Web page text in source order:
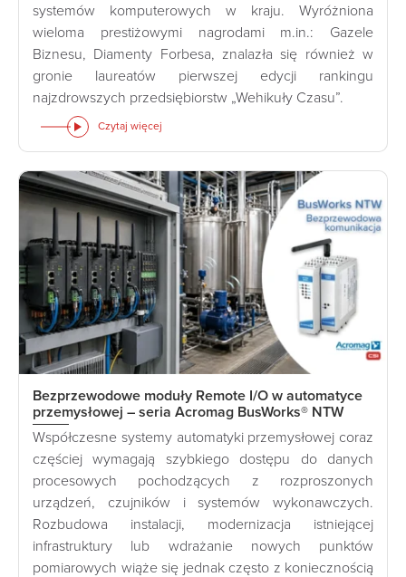
systemów komputerowych w kraju. Wyróżniona
wieloma prestiżowymi nagrodami m.in.: Gazele
Biznesu, Diamenty Forbesa, znalazła się również w
gronie laureatów pierwszej edycji rankingu
najzdrowszych przedsiębiorstw „Wehikuły Czasu”.
Czytaj więcej
Bezprzewodowe moduły Remote I/O w automatyce
przemysłowej – seria Acromag BusWorks® NTW
Współczesne systemy automatyki przemysłowej coraz
częściej wymagają szybkiego dostępu do danych
procesowych pochodzących z rozproszonych
urządzeń, czujników i systemów wykonawczych.
Rozbudowa instalacji, modernizacja istniejącej
infrastruktury lub wdrażanie nowych punktów
pomiarowych wiąże się jednak często z koniecznością